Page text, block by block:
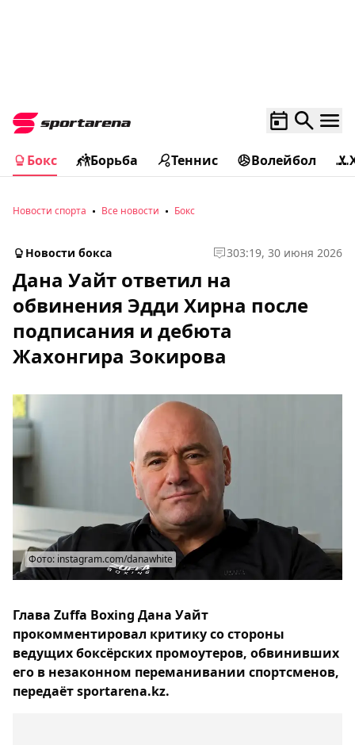
Бокс Борьба Теннис Волейбол
Новости спорта Все новости Бокс
Новости бокса 303:19, 30 июня 2026
Дана Уайт ответил на
обвинения Эдди Хирна после
подписания и дебюта
Жахонгира Зокирова
Фото: instagram.com/danawhite
Глава Zuffa Boxing Дана Уайт
прокомментировал критику со стороны
ведущих боксёрских промоутеров, обвинивших
его в незаконном переманивании спортсменов,
передаёт sportarena.kz.